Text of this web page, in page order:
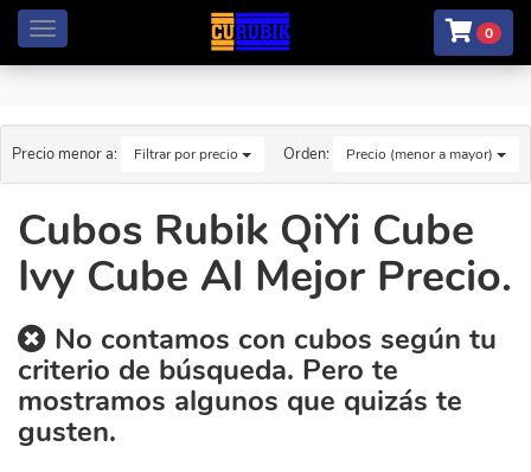
Menú 0
Precio menor a: Filtrar por precio Orden: Precio (menor a mayor)
Cubos Rubik QiYi Cube
Ivy Cube Al Mejor Precio.
No contamos con cubos según tu
criterio de búsqueda. Pero te
mostramos algunos que quizás te
gusten.